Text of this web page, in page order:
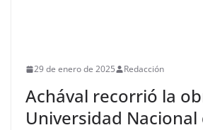
29 de enero de 2025 Redacción
Achával recorrió la
Universidad Nacional